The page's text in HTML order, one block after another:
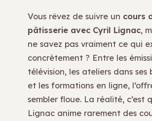
Vous rêvez de suivre un cours
pâtisserie avec Cyril Lignac,
ne savez pas vraiment ce qui
concrètement ? Entre les
télévision, les ateliers dans ses
et les formations en ligne,
sembler floue. La réalité, c’est
Lignac anime rarement des